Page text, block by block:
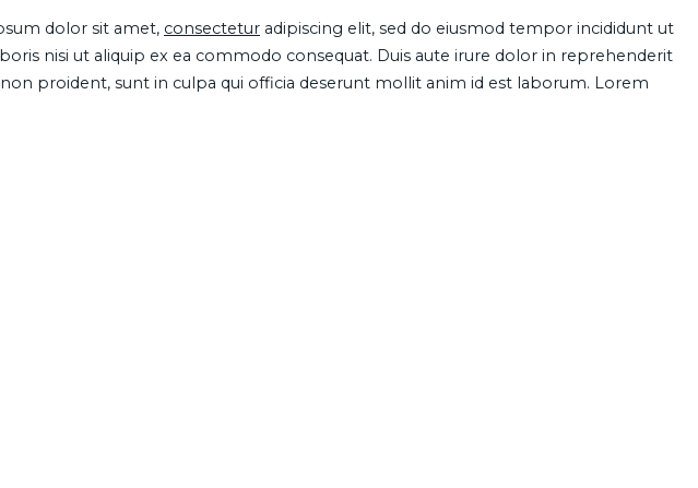
dolor sit amet, consectetur adipiscing elit, sed do eiusmod tempor incididunt ut
nisi ut aliquip ex ea commodo consequat. Duis aute irure dolor in reprehenderit
proident, sunt in culpa qui officia deserunt mollit anim id est laborum. Lorem